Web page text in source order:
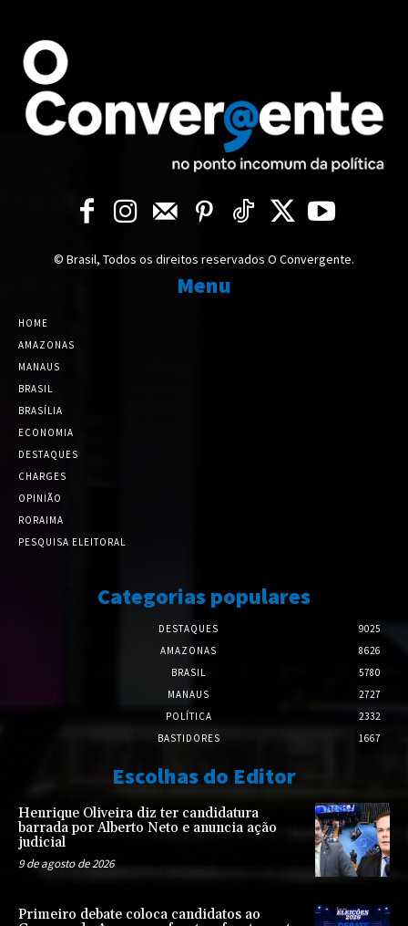
© Brasil, Todos os direitos reservados O Convergente.
Menu
HOME
AMAZONAS
MANAUS
BRASIL
BRASÍLIA
ECONOMIA
DESTAQUES
CHARGES
OPINIÃO
RORAIMA
PESQUISA ELEITORAL
Categorias populares
DESTAQUES
9025
AMAZONAS
8626
BRASIL
5780
MANAUS
2727
POLÍTICA
2332
BASTIDORES
1667
Escolhas do Editor
Henrique Oliveira diz ter candidatura
barrada por Alberto Neto e anuncia ação
judicial
9 de agosto de 2026
Primeiro debate coloca candidatos ao